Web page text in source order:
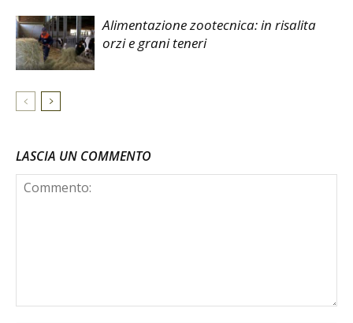
Alimentazione zootecnica: in risalita
orzi e grani teneri
LASCIA UN COMMENTO